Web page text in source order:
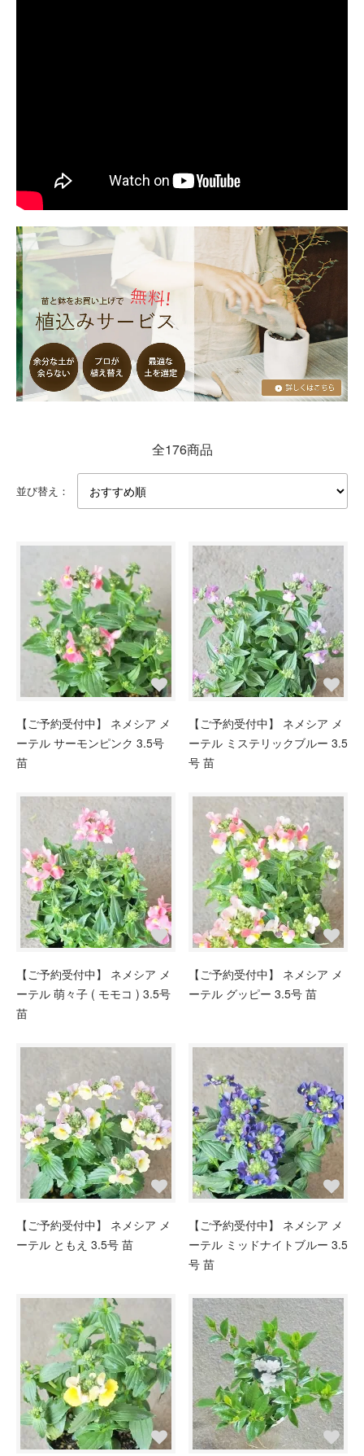
全176商品
並び替え：
【ご予約受付中】 ネメシア メ
ーテル サーモンピンク 3.5号
苗
【ご予約受付中】 ネメシア メ
ーテル ミステリックブルー 3.5
号 苗
【ご予約受付中】 ネメシア メ
ーテル 萌々子 ( モモコ ) 3.5号
苗
【ご予約受付中】 ネメシア メ
ーテル グッピー 3.5号 苗
【ご予約受付中】 ネメシア メ
ーテル ともえ 3.5号 苗
【ご予約受付中】 ネメシア メ
ーテル ミッドナイトブルー 3.5
号 苗